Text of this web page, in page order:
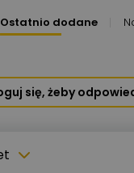
Ostatnio dodane
się, żeby